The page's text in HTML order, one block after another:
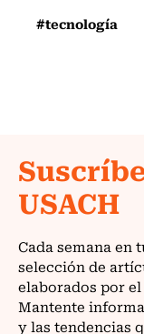
#tecnología